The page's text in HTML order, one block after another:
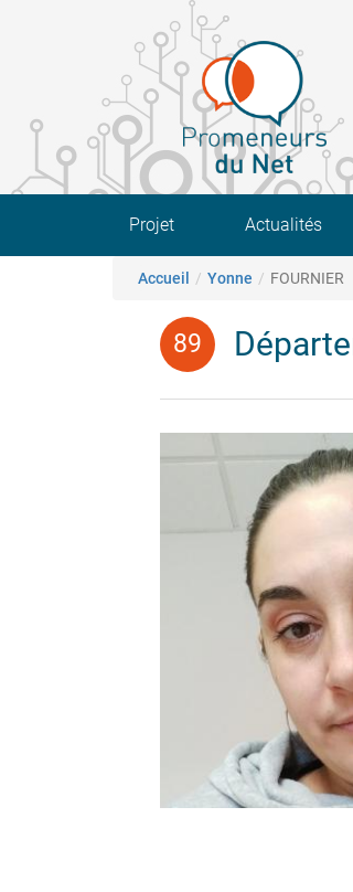
Main navigation
Projet Actualités
Fil d'Ariane
Accueil Yonne FOURNIER